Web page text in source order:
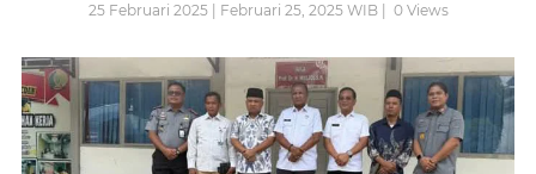
25 Februari 2025 | Februari 25, 2025 WIB | 0Views